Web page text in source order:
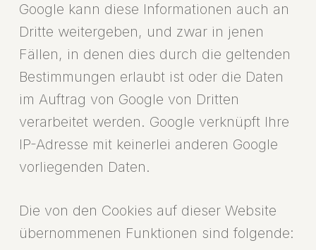
Google kann diese Informationen auch an
Dritte weitergeben, und zwar in jenen
Fällen, in denen dies durch die geltenden
Bestimmungen erlaubt ist oder die Daten
im Auftrag von Google von Dritten
verarbeitet werden. Google verknüpft Ihre
IP-Adresse mit keinerlei anderen Google
vorliegenden Daten.
Die von den Cookies auf dieser Website
übernommenen Funktionen sind folgende: